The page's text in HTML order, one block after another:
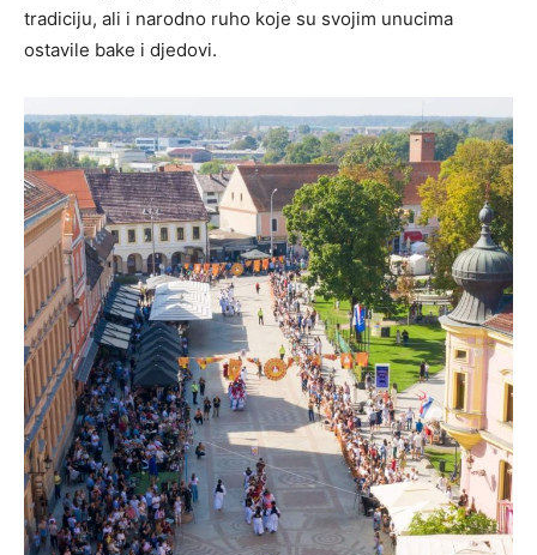
tradiciju, ali i narodno ruho koje su svojim unucima
ostavile bake i djedovi.